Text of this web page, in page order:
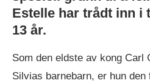
Estelle har trådt inn i
13 år.
Som den eldste av kong Carl
Silvias barnebarn, er hun